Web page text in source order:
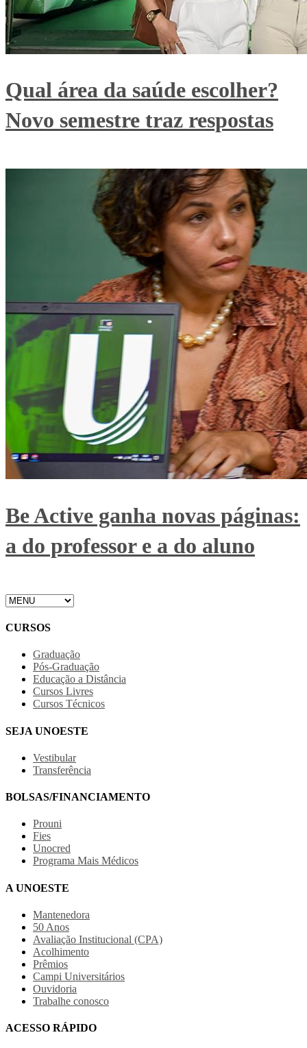
Qual área da saúde escolher?
Novo semestre traz respostas
Be Active ganha novas páginas:
a do professor e a do aluno
CURSOS
Graduação
Pós-Graduação
Educação a Distância
Cursos Livres
Cursos Técnicos
SEJA UNOESTE
Vestibular
Transferência
BOLSAS/FINANCIAMENTO
Prouni
Fies
Unocred
Programa Mais Médicos
A UNOESTE
Mantenedora
50 Anos
Avaliação Institucional (CPA)
Acolhimento
Prêmios
Campi Universitários
Ouvidoria
Trabalhe conosco
ACESSO RÁPIDO